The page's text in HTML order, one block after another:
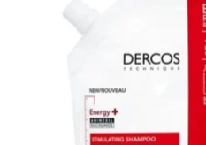
Добави в любими